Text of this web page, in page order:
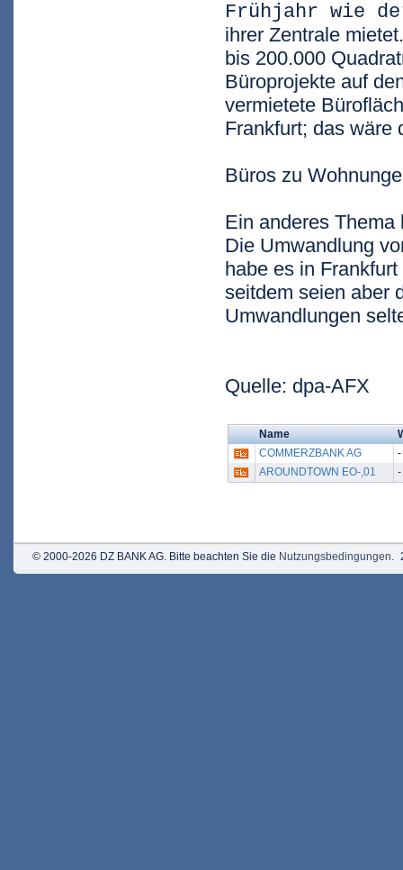
Frühjahr wie
ihrer Zentrale
bis 200.000
Büroprojekte auf
vermietete
Frankfurt; das wäre
Büros zu
Ein anderes
Die Umwandlung
habe es in
seitdem seien aber
Umwandlungen
Quelle: dpa-AFX
Name
COMMERZBANK AG
-
AROUNDTOWN EO-,01
-
© 2000-2026 DZ BANK AG. Bitte beachten Sie die Nutzungsbedingungen.